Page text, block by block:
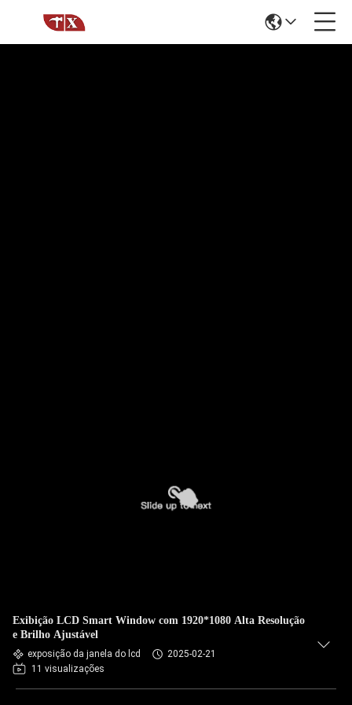
Exibição LCD Smart Window com 1920*1080 Alta Resolução
e Brilho Ajustável
exposição da janela do lcd
2025-02-21
11 visualizações